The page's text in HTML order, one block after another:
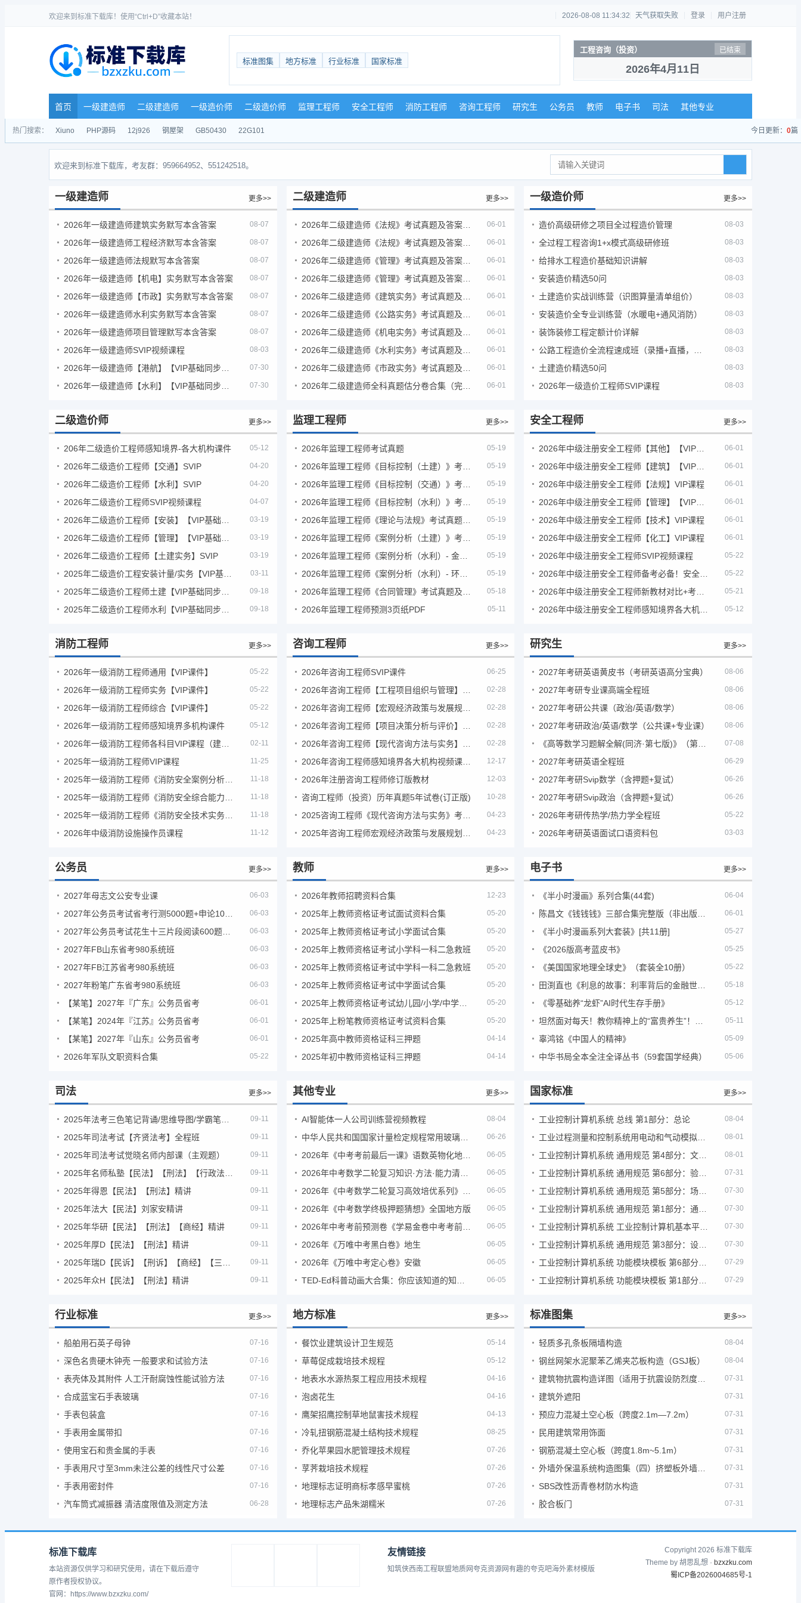
欢迎来到标准下载库！使用“Ctrl+D”收藏本站！ 2026-08-08 11:34:33 天气获取失败 登录 用户注册
标准图集 地方标准 行业标准 国家标准
工程咨询（投资） 已结束
2026年4月11日
首页 一级建造师 二级建造师 一级造价师 二级造价师 监理工程师 安全工程师 消防工程师 咨询工程师 研究生 公务员 教师 电子书 司法 其他专业
热门搜索： Xiuno PHP源码 12j926 钢屋架 GB50430 22G101 今日更新： 0篇
欢迎来到标准下载库，考友群：959664952、551242518。
一级建造师 更多>>
2026年一级建造师建筑实务默写本含答案 08-07
2026年一级建造师工程经济默写本含答案 08-07
2026年一级建造师法规默写本含答案 08-07
2026年一级建造师【机电】实务默写本含答案 08-07
2026年一级建造师【市政】实务默写本含答案 08-07
2026年一级建造师水利实务默写本含答案 08-07
2026年一级建造师项目管理默写本含答案 08-07
2026年一级建造师SVIP视频课程 08-03
07-30
07-30
二级建造师 更多>>
2026年二级建造师《法规》考试真题及答案解析（5月30日） 06-01
2026年二级建造师《法规》考试真题及答案解析（5月31日） 06-01
2026年二级建造师《管理》考试真题及答案解析（5月30日） 06-01
2026年二级建造师《管理》考试真题及答案解析（5月31日） 06-01
06-01
06-01
06-01
06-01
06-01
2026年二级建造师全科真题估分卷合集（完整版） 06-01
一级造价师 更多>>
造价高级研修之项目全过程造价管理 08-03
全过程工程咨询1+x模式高级研修班 08-03
给排水工程造价基础知识讲解 08-03
安装造价精选50问 08-03
土建造价实战训练营（识图算量清单组价） 08-03
安装造价全专业训练营（水暖电+通风消防） 08-03
装饰装修工程定额计价详解 08-03
08-03
土建造价精选50问 08-03
2026年一级造价工程师SVIP课程 08-03
二级造价师 更多>>
206年二级造价工程师感知境界-各大机构课件 05-12
2026年二级造价工程师【交通】SVIP 04-20
2026年二级造价工程师【水利】SVIP 04-20
2026年二级造价工程师SVIP视频课程 04-07
03-19
03-19
2026年二级造价工程师【土建实务】SVIP 03-19
03-11
09-18
09-18
监理工程师 更多>>
2026年监理工程师考试真题 05-19
05-19
05-19
05-19
2026年监理工程师《理论与法规》考试真题及答案解析 05-19
05-19
2026年监理工程师《案例分析（水利）- 金结方向》考试真题 05-19
2026年监理工程师《案例分析（水利）- 环保方向》考试真题 05-19
05-18
2026年监理工程师预测3页纸PDF 05-11
安全工程师 更多>>
06-01
06-01
2026年中级注册安全工程师【法规】VIP课程 06-01
06-01
2026年中级注册安全工程师【技术】VIP课程 06-01
2026年中级注册安全工程师【化工】VIP课程 06-01
2026年中级注册安全工程师SVIP视频课程 05-22
05-22
05-21
05-12
消防工程师 更多>>
2026年一级消防工程师通用【VIP课件】 05-22
2026年一级消防工程师实务【VIP课件】 05-22
2026年一级消防工程师综合【VIP课件】 05-22
2026年一级消防工程师感知境界多机构课件 05-12
02-11
2025年一级消防工程师VIP课程 11-25
11-18
11-18
11-18
2026年中级消防设施操作员课程 11-12
咨询工程师 更多>>
2026年咨询工程师SVIP课件 06-25
02-28
02-28
02-28
02-28
2026年咨询工程师感知境界各大机构视频课培训教程 12-17
2026年注册咨询工程师修订版教材 12-03
咨询工程师（投资）历年真题5年试卷(订正版) 10-28
04-23
04-23
研究生 更多>>
2027年考研英语黄皮书（考研英语高分宝典） 08-06
2027年考研专业课高端全程班 08-06
2027年考研公共课（政治/英语/数学） 08-06
2027年考研政治/英语/数学（公共课+专业课） 08-06
07-08
2027年考研英语全程班 06-29
2027年考研Svip数学（含押题+复试） 06-26
2027年考研Svip政治（含押题+复试） 06-26
2026年考研传热学/热力学全程班 05-22
2026年考研英语面试口语资料包 03-03
公务员 更多>>
2027年母志文公安专业课 06-03
06-03
06-03
2027年FB山东省考980系统班 06-03
2027年FB江苏省考980系统班 06-03
2027年粉笔广东省考980系统班 06-03
【某笔】2027年『广东』公务员省考 06-01
【某笔】2024年『江苏』公务员省考 06-01
【某笔】2027年『山东』公务员省考 06-01
2026年军队文职资料合集 05-22
教师 更多>>
2026年教师招聘资料合集 12-23
2025年上教师资格证考试面试资料合集 05-20
2025年上教师资格证考试小学面试合集 05-20
2025年上教师资格证考试小学科一科二急救班 05-20
2025年上教师资格证考试中学科一科二急救班 05-20
2025年上教师资格证考试中学面试合集 05-20
2025年上教师资格证考试幼儿园/小学/中学笔试合集 05-20
2025年上粉笔教师资格证考试资料合集 05-20
2025年高中教师资格证科三押题 04-14
2025年初中教师资格证科三押题 04-14
电子书 更多>>
《半小时漫画》系列合集(44套) 06-04
06-01
《半小时漫画系列大套装》[共11册] 05-27
《2026版高考蓝皮书》 05-25
《美国国家地理全球史》（套装全10册） 05-22
05-18
《零基础养“龙虾”AI时代生存手册》 05-12
05-11
辜鸿铭《中国人的精神》 05-09
中华书局全本全注全译丛书（59套国学经典） 05-06
司法 更多>>
09-11
2025年司法考试【齐贤法考】全程班 09-11
2025年司法考试觉晓名师内部课（主观题） 09-11
09-11
2025年得恩【民法】【刑法】精讲 09-11
2025年法大【民法】刘家安精讲 09-11
2025年华研【民法】【刑法】【商经】精讲 09-11
2025年厚D【民法】【刑法】精讲 09-11
09-11
2025年众H【民法】【刑法】精讲 09-11
其他专业 更多>>
AI智能体一人公司训练营视频教程 08-04
中华人民共和国国家计量检定规程常用玻璃量器 06-26
06-05
2026年中考数学二轮复习知识·方法·能力清单（查漏补缺专题训练）（全国通用） 06-05
06-05
2026年《中考数学终极押题猜想》全国地方版 06-05
2026年中考考前预测卷《学易金卷中考考前预测卷》 06-05
2026年《万唯中考黑白卷》地生 06-05
2026年《万唯中考定心卷》安徽 06-05
06-05
国家标准 更多>>
工业控制计算机系统 总线 第1部分：总论 08-04
08-01
08-01
07-31
07-30
07-30
07-30
07-30
07-29
07-29
行业标准 更多>>
船舶用石英子母钟 07-16
深色名贵硬木钟壳 一般要求和试验方法 07-16
表壳体及其附件 人工汗耐腐蚀性能试验方法 07-16
合成蓝宝石手表玻璃 07-16
手表包装盒 07-16
手表用金属带扣 07-16
使用宝石和贵金属的手表 07-16
手表用尺寸至3mm未注公差的线性尺寸公差 07-16
手表用密封件 07-16
汽车筒式减振器 清洁度限值及测定方法 06-28
地方标准 更多>>
餐饮业建筑设计卫生规范 05-14
草莓促成栽培技术规程 05-12
地表水水源热泵工程应用技术规程 04-16
泡卤花生 04-16
鹰架招鹰控制草地鼠害技术规程 04-13
冷轧扭钢筋混凝土结构技术规程 08-25
乔化苹果园水肥管理技术规程 07-26
莩荠栽培技术规程 07-26
地理标志证明商标孝感早蜜桃 07-26
地理标志产品朱湖糯米 07-26
标准图集 更多>>
轻质多孔条板隔墙构造 08-04
钢丝网架水泥聚苯乙烯夹芯板构造（GSJ板） 08-04
07-31
建筑外遮阳 07-31
预应力混凝土空心板（跨度2.1m—7.2m） 07-31
民用建筑常用饰面 07-31
钢筋混凝土空心板（跨度1.8m~5.1m） 07-31
07-31
SBS改性沥青卷材防水构造 07-31
胶合板门 07-31
标准下载库
本站资源仅供学习和研究使用，请在下载后遵守
原作者授权协议。
官网：https://www.bzxzku.com/
友情链接
知筑侠西南工程联盟地质网夸克资源网有趣的夸克吧海外素材模版
Copyright 2026 标准下载库
Theme by 胡思乱想 · bzxzku.com
蜀ICP备2026004685号-1